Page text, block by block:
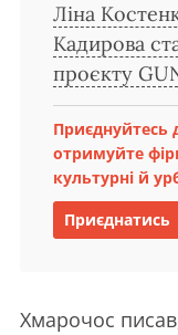
Ліна
Кадирова
проєкту
Приєднуйтесь
отримуйте
культурні й
Приєднатись
Хмарочос